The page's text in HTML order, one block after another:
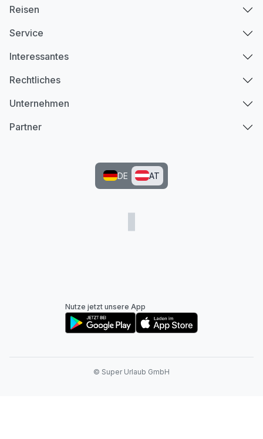
Reisen
Service
Interessantes
Rechtliches
Unternehmen
Partner
DE AT
Nutze jetzt unsere App
© Super Urlaub GmbH